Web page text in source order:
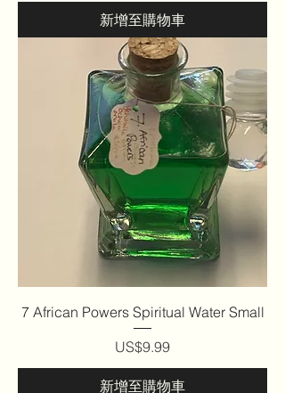
新增至購物車
7 African Powers Spiritual Water Small
價格
US$9.99
新增至購物車